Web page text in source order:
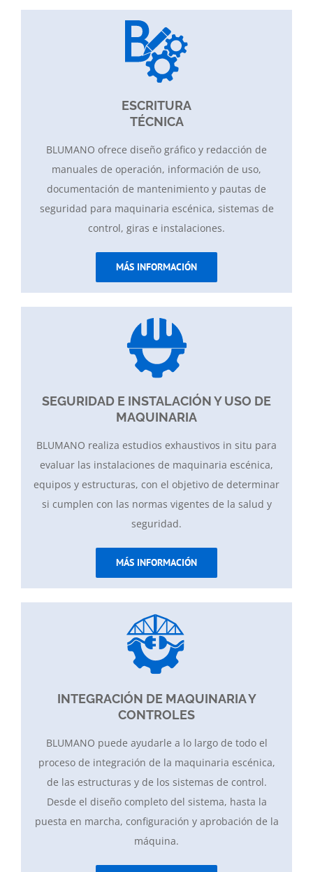
ESCRITURA
TÉCNICA
BLUMANO ofrece diseño gráfico y redacción de
manuales de operación, información de uso,
documentación de mantenimiento y pautas de
seguridad para maquinaria escénica, sistemas de
control, giras e instalaciones.
MÁS INFORMACIÓN
SEGURIDAD E INSTALACIÓN Y USO DE
MAQUINARIA
BLUMANO realiza estudios exhaustivos in situ para
evaluar las instalaciones de maquinaria escénica,
equipos y estructuras, con el objetivo de determinar
si cumplen con las normas vigentes de la salud y
seguridad.
MÁS INFORMACIÓN
INTEGRACIÓN DE MAQUINARIA Y
CONTROLES
BLUMANO puede ayudarle a lo largo de todo el
proceso de integración de la maquinaria escénica,
de las estructuras y de los sistemas de control.
Desde el diseño completo del sistema, hasta la
puesta en marcha, configuración y aprobación de la
máquina.